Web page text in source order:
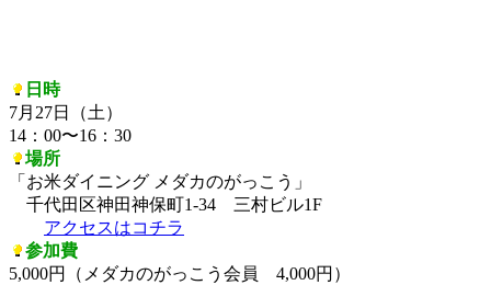
日時
7月27日（土）
14：00〜16：30
場所
「お米ダイニング メダカのがっこう」
千代田区神田神保町1-34 三村ビル1F
アクセスはコチラ
参加費
5,000円（メダカのがっこう会員 4,000円）